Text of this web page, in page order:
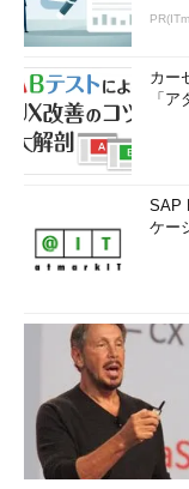
カー
「
SAP
ケー